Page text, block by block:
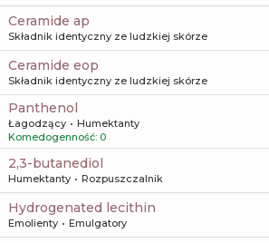
ceramide ap
Składnik identyczny ze ludzkiej skórze
ceramide eop
Składnik identyczny ze ludzkiej skórze
panthenol
Łagodzący
Humektanty
Komedogenność: 0
2,3-butanediol
Humektanty Rozpuszczalnik
hydrogenated lecithin
Emolienty Emulgatory